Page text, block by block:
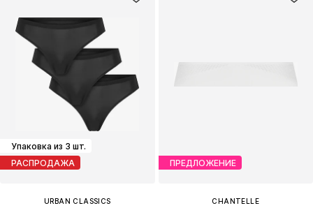
Упаковка из 3 шт.
РАСПРОДАЖА
URBAN CLASSICS
ПРЕДЛОЖЕНИЕ
CHANTELLE